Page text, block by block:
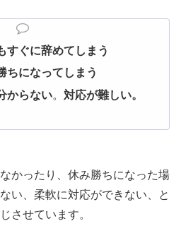
すぐに辞めてしまう
ちになってしまう
からない。対応が難しい。
かったり、休み勝ちになった場
い、柔軟に対応ができない、と
させています。